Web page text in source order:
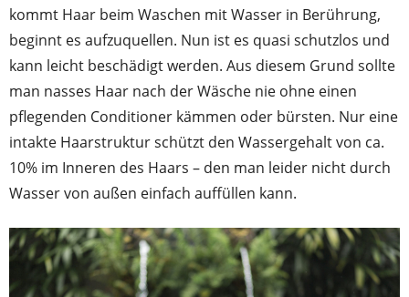
kommt Haar beim Waschen mit Wasser in Berührung,
beginnt es aufzuquellen. Nun ist es quasi schutzlos und
kann leicht beschädigt werden. Aus diesem Grund sollte
man nasses Haar nach der Wäsche nie ohne einen
pflegenden Conditioner kämmen oder bürsten. Nur eine
intakte Haarstruktur schützt den Wassergehalt von ca.
10% im Inneren des Haars – den man leider nicht durch
Wasser von außen einfach auffüllen kann.